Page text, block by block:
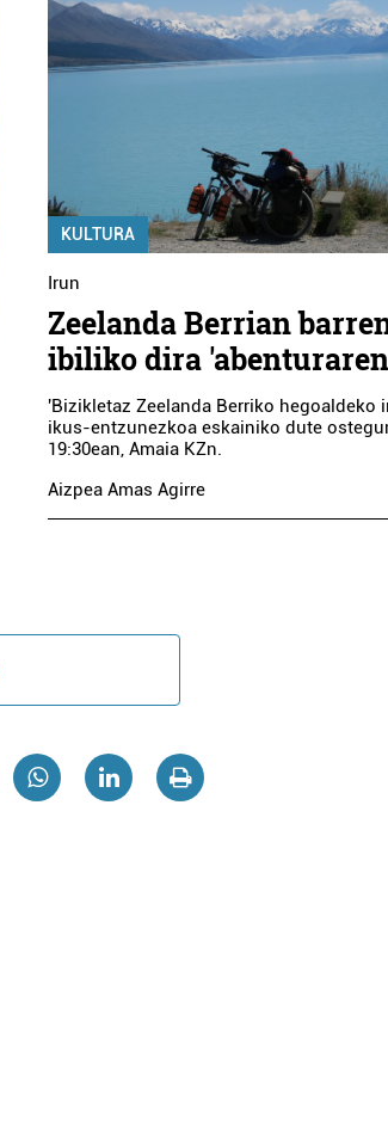
KULTURA
Irun
Zeelanda Berrian
ibiliko dira
'Bizikletaz Zeelanda Berriko hegoaldeko
ikus-entzunezkoa eskainiko dute
19:30ean, Amaia KZn.
Aizpea Amas Agirre